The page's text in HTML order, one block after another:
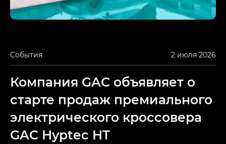
События 2 июля 2026
Компания GAC объявляет о
старте продаж премиального
электрического кроссовера
GAC Hyptec HT